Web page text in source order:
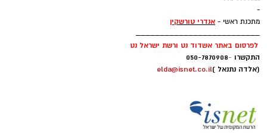
-
מתכנת ראשי - אנדרי טורשקין
__________________________
לפרסום באתר אשדוד נט ורשת ישראל נט
התקשרו -
050-7870908
(אלדה נתנאל )elda@isnet.co.il